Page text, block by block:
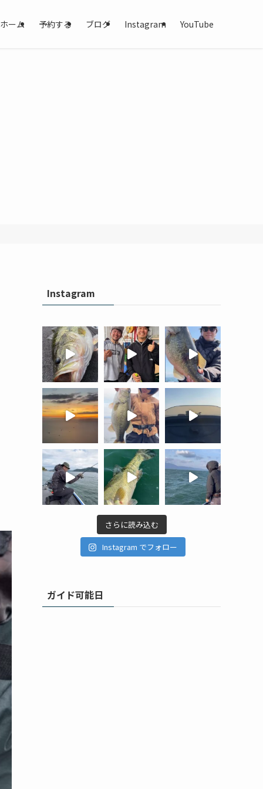
ホーム 予約する ブログ Instagram YouTube
Instagram
さらに読み込む
Instagram でフォロー
ガイド可能日